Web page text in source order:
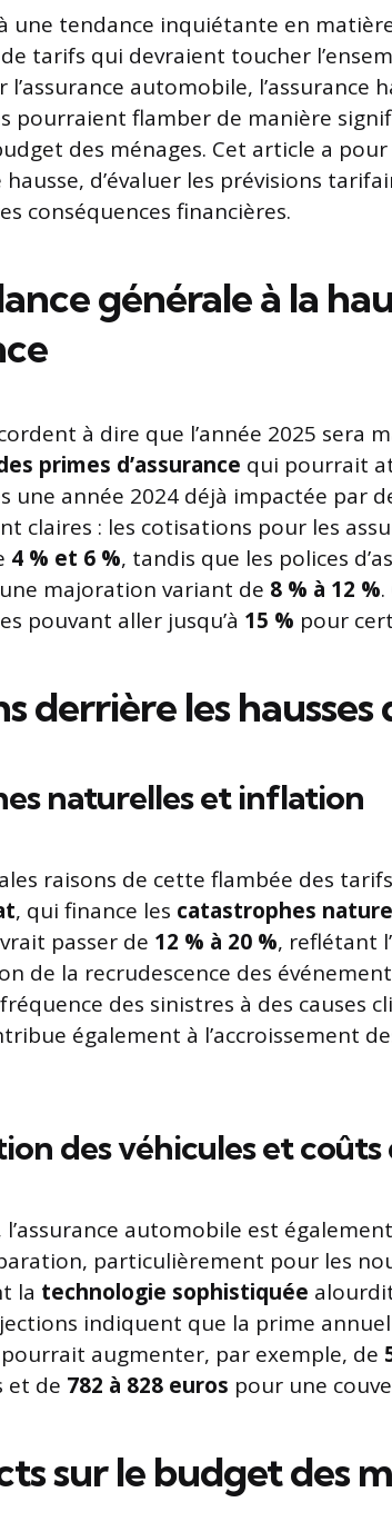
une tendance inquiétante en matière
tarifs qui devraient toucher
l’assurance automobile,
pourraient flamber de manière
des ménages. Cet article a
d’évaluer les prévisions
conséquences financières.
générale à la
à dire que l’année 2025 sera
primes d’assurance qui pourrait
une année 2024 déjà impactée par
claires : les cotisations pour les
4 % et 6 %, tandis que les polices
majoration variant de 8 % à 12 %
pouvant aller jusqu’à 15 % pour
derrière les
naturelles et inflation
raisons de cette flambée des
, qui finance les catastrophes
passer de 12 % à 20 %, reflétant
de la recrudescence des
des sinistres à des causes
également à l’accroissement
des véhicules et
l’assurance automobile est
particulièrement pour les
la technologie sophistiquée
indiquent que la prime
augmenter, par exemple, de
et de 782 à 828 euros pour une
sur le budget des